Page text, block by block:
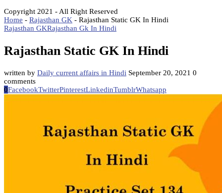
Copyright 2021 - All Right Reserved
Home - Rajasthan GK - Rajasthan Static GK In Hindi
Rajasthan GKRajasthan Gk In Hindi
Rajasthan Static GK In Hindi
written by Daily current affairs in Hindi September 20, 2021 0
comments
0FacebookTwitterPinterestLinkedinTumblrWhatsapp